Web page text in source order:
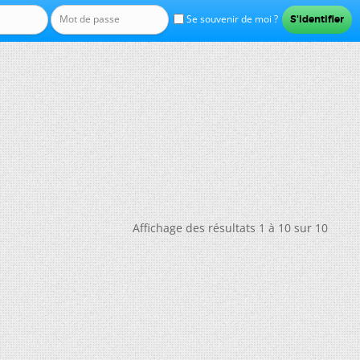
Se souvenir de moi ?
Affichage des résultats 1 à 10 sur 10